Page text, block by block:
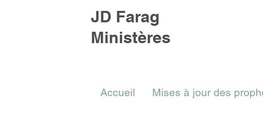
JD Farag
Ministères
Accueil Mises à jour des